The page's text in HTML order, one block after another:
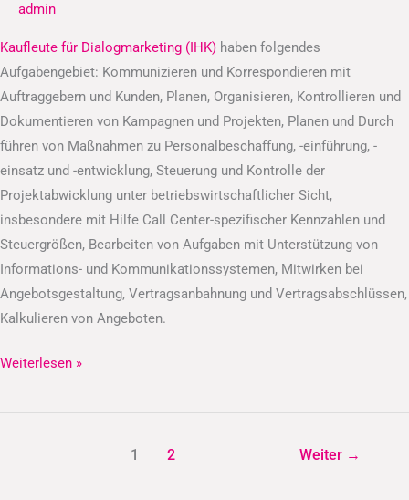
admin
Kaufleute für Dialogmarketing (IHK) haben folgendes
Aufgabengebiet: Kommunizieren und Korrespondieren mit
Auftraggebern und Kunden, Planen, Organisieren, Kontrollieren und
Dokumentieren von Kampagnen und Projekten, Planen und Durch
führen von Maßnahmen zu Personalbeschaffung, -einführung, -
einsatz und -entwicklung, Steuerung und Kontrolle der
Projektabwicklung unter betriebswirtschaftlicher Sicht,
insbesondere mit Hilfe Call Center-spezifischer Kennzahlen und
Steuergrößen, Bearbeiten von Aufgaben mit Unterstützung von
Informations- und Kommunikationssystemen, Mitwirken bei
Angebotsgestaltung, Vertragsanbahnung und Vertragsabschlüssen,
Kalkulieren von Angeboten.
(IHK)
Weiterlesen »
1 2 Weiter →